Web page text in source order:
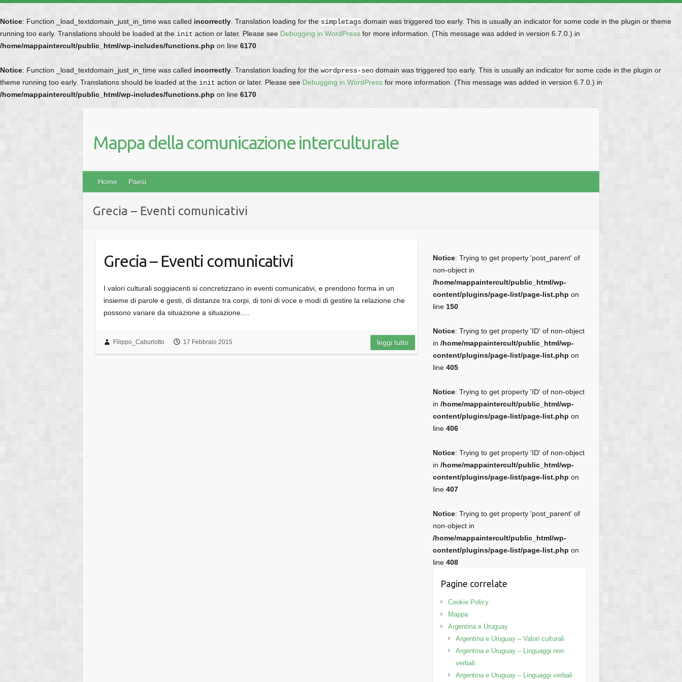
Notice: Function _load_textdomain_just_in_time was called incorrectly . Translation loading for the simpletags domain was triggered too early. This is usually an indicator for some code in the plugin or theme
running too early. Translations should be loaded at the init action or later. Please see Debugging in WordPress for more information. (This message was added in version 6.7.0.) in
/home/mappaintercult/public_html/wp-includes/functions.php on line 6170
Notice: Function _load_textdomain_just_in_time was called incorrectly . Translation loading for the wordpress-seo domain was triggered too early. This is usually an indicator for some code in the plugin or
theme running too early. Translations should be loaded at the init action or later. Please seeDebugging in WordPress for more information. (This message was added in version 6.7.0.) in
/home/mappaintercult/public_html/wp-includes/functions.php on line 6170
Mappa della comunicazione interculturale
Home Paesi
Grecia – Eventi comunicativi
Grecia – Eventi comunicativi
I valori culturali soggiacenti si concretizzano in eventi comunicativi, e prendono forma in un
insieme di parole e gesti, di distanze tra corpi, di toni di voce e modi di gestire la relazione che
possono variare da situazione a situazione.…
Filippo_Caburlotto 17 Febbraio 2015 leggi tutto
Notice: Trying to get property 'post_parent' of
non-object in
/home/mappaintercult/public_html/wp-
content/plugins/page-list/page-list.php on
line 150
Notice: Trying to get property 'ID' of non-object
in /home/mappaintercult/public_html/wp-
content/plugins/page-list/page-list.php on
line 405
Notice: Trying to get property 'ID' of non-object
in /home/mappaintercult/public_html/wp-
content/plugins/page-list/page-list.php on
line 406
Notice: Trying to get property 'ID' of non-object
in /home/mappaintercult/public_html/wp-
content/plugins/page-list/page-list.php on
line 407
Notice: Trying to get property 'post_parent' of
non-object in
/home/mappaintercult/public_html/wp-
content/plugins/page-list/page-list.php on
line 408
Pagine correlate
Cookie Policy
Mappa
Argentina e Uruguay
Argentina e Uruguay – Valori culturali
Argentina e Uruguay – Linguaggi non
verbali
Argentina e Uruguay – Linguaggi verbali